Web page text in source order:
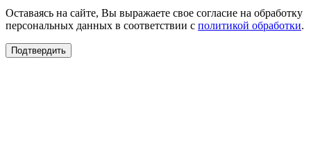
Оставаясь на сайте, Вы выражаете свое согласие на обработку
персональных данных в соответствии с политикой обработки.
Подтвердить